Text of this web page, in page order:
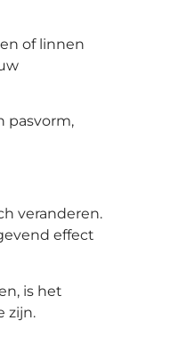
of linnen
pasvorm,
veranderen.
effect
is het
zijn.